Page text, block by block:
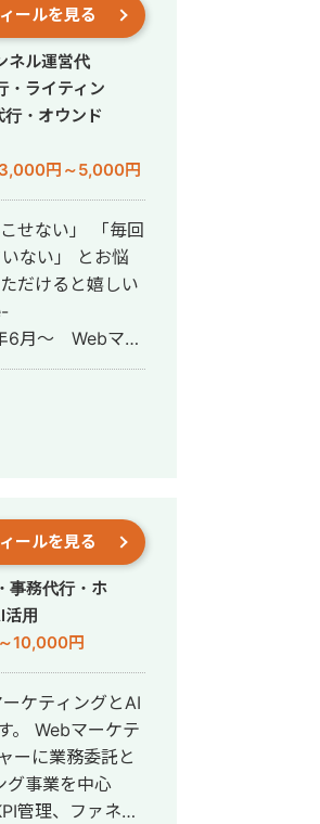
ールを見る
ネル運営代
・ライティン
・オウンド
3,000円～5,000円
ない」 とお悩
だけると嬉しい
得に向けた自社
・メールマーケ
。 2022年4
2024年11月 こ
営業代行サービ
ベンチャー企業~
制作を担当。
約22,000)、
10位以内を獲
企画、台本作
・広告代理店
ールを見る
事務代行・ホ
用
10,000円
ケティングとAI
テ
ーに業務委託と
グ事業を中心
管理、ファネル